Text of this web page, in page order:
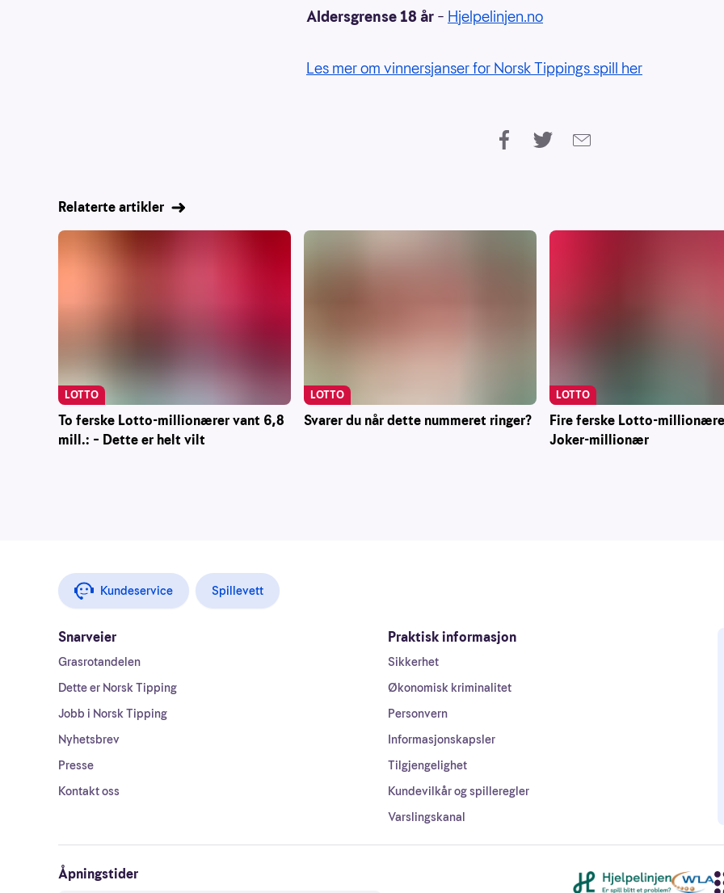
Aldersgrense 18 år – Hjelpelinjen.no
Les mer om vinnersjanser for Norsk Tippings spill her
Relaterte artikler
To ferske Lotto-millionærer vant 6,8
mill.: – Dette er helt vilt
LOTTO
Svarer du når dette nummeret ringer?
LOTTO
Fire ferske Lotto-
Joker-millionær
LOTTO
Kundeservice Spillevett
Snarveier
Grasrotandelen
Dette er Norsk Tipping
Jobb i Norsk Tipping
Nyhetsbrev
Presse
Kontakt oss
Praktisk informasjon
Sikkerhet
Økonomisk kriminalitet
Personvern
Informasjonskapsler
Tilgjengelighet
Kundevilkår og spilleregler
Varslingskanal
Åpningstider